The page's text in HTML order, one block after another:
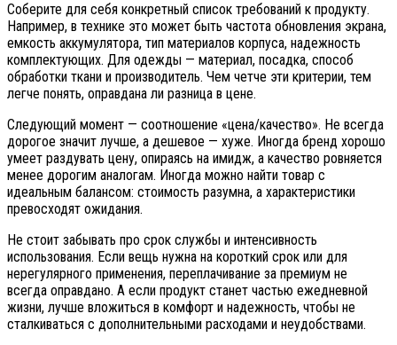
Соберите для себя конкретный список требований к продукту.
Например, в технике это может быть частота обновления экрана,
емкость аккумулятора, тип материалов корпуса, надежность
комплектующих. Для одежды — материал, посадка, способ
обработки ткани и производитель. Чем четче эти критерии, тем
легче понять, оправдана ли разница в цене.
Следующий момент — соотношение «цена/качество». Не всегда
дорогое значит лучше, а дешевое — хуже. Иногда бренд хорошо
умеет раздувать цену, опираясь на имидж, а качество ровняется
менее дорогим аналогам. Иногда можно найти товар с
идеальным балансом: стоимость разумна, а характеристики
превосходят ожидания.
Не стоит забывать про срок службы и интенсивность
использования. Если вещь нужна на короткий срок или для
нерегулярного применения, переплачивание за премиум не
всегда оправдано. А если продукт станет частью ежедневной
жизни, лучше вложиться в комфорт и надежность, чтобы не
сталкиваться с дополнительными расходами и неудобствами.